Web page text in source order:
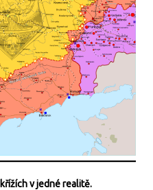
v jedné realitě.